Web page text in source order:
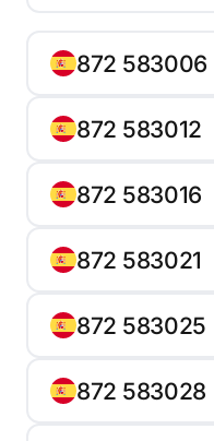
872 583006
872 583012
872 583016
872 583021
872 583025
872 583028